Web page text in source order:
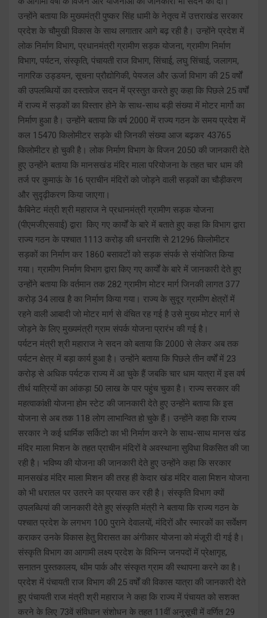
उन्होंने बताया कि मुख्यमंत्री पुष्कर सिंह धामी के नेतृत्व में उत्तराखंड सरकार
प्रदेश के चौमुखी विकास के साथ लगातार आगे बढ़ रही है। उन्होंने प्रदेश में
लोक निर्माण विभाग, प्रधानमंत्री ग्रामीण सड़क योजना, ग्रामीण निर्माण
विभाग, पर्यटन, संस्कृति, पंचायती राज विभाग, सिंचाई, लघु सिंचाई, जलागम,
नागरिक उड्डयन, सूचना प्रौद्योगिकी, पेयजल और ऊर्जा विभाग की 25 वर्षों
की उपलब्धियों का दस्तावेज सदन में प्रस्तुत करते हुए कहा कि पिछले 25 वर्षों
में राज्य में सड़कों का विस्तार होने के साथ-साथ बड़ी संख्या में मोटर मार्गो का
निर्माण हुआ है। उन्होंने बताया कि वर्ष 2000 में राज्य गठन के समय प्रदेश में
कल 15470 किलोमीटर सड़के थी जिनकी संख्या आज बढ़कर 43765
किलोमीटर हो चुकी है। लोक निर्माण विभाग के विजन 2050 की जानकारी देते
हुए उन्होंने बताया कि मानसखंड मंदिर माला परियोजना के तहत चार धाम की
तर्ज पर कुमाऊं के 16 प्राचीन मंदिरों को जोड़ने वाली सड़कों का चौड़ीकरण
और सुदृढ़ीकरण किया जाएगा।
कैबिनेट मंत्री श्री महाराज ने प्रधानमंत्री ग्रामीण सड़क योजना
(पीएमजीएसवाई) द्वारा किए गए कार्यों के बारे में बताते हुए कहा कि विभाग द्वारा
राज्य गठन के पश्चात 1113 करोड़ की धनराशि से 21296 किलोमीटर
सड़कों का निर्माण कर 1860 बसावटों को सड़क संपर्क से संयोजित किया
गया। ग्रामीण निर्माण विभाग द्वारा किए गए कार्यों के बारे में जानकारी देते हुए
उन्होंने बताया कि वर्तमान तक 282 ग्रामीण मोटर मार्ग जिनकी लागत 377
करोड़ 34 लाख है का निर्माण किया गया। राज्य के सुदूर ग्रामीण क्षेत्रों में
रहने वाली आबादी जो मोटर मार्ग से वंचित रह गई है उसे मुख्य मोटर मार्ग से
जोड़ने के लिए मुख्यमंत्री ग्राम संपर्क योजना प्रारंभ की गई है।
पर्यटन मंत्री श्री महाराज ने सदन को बताया कि 2000 से लेकर अब तक
पर्यटन क्षेत्र में बड़ा कार्य हुआ है। उन्होंने बताया कि पिछले तीन वर्षों में 23
करोड़ से अधिक पर्यटक राज्य में आ चुके हैं जबकि चार धाम यात्रा में इस वर्ष
तीर्थ यात्रियों का आंकड़ा 50 लाख के पार पहुंच चुका है। राज्य सरकार की
महत्वाकांक्षी योजना होम स्टेट की जानकारी देते हुए उन्होंने बताया कि इस
योजना से अब तक 118 लोग लाभान्वित हो चुके हैं। उन्होंने कहा कि राज्य
सरकार ने कई धार्मिक सर्किटो का भी निर्माण करने के साथ-साथ मानस खंड
मंदिर माला मिशन के तहत प्राचीन मंदिरों वे अवस्थाना सुविधा विकसित की जा
रही है। भविष्य की योजना की जानकारी देते हुए उन्होंने कहा कि सरकार
मानसखंड मंदिर माला मिशन की तरह ही केदार खंड मंदिर वाला मिशन योजना
को भी धरातल पर उतरने का प्रयास कर रही है। संस्कृति विभाग क्यों
उपलब्धियां की जानकारी देते हुए संस्कृति मंत्री ने बताया कि राज्य गठन के
पश्चात प्रदेश के लगभग 100 पुराने देवालयों, मंदिरों और स्मारकों का सर्वेक्षण
कराकर उनके विकास हेतु विरासत का अंगीकार योजना को मंजूरी दी गई है।
संस्कृति विभाग का आगामी लक्ष्य प्रदेश के विभिन्न जनपदों में प्रेक्षागृह,
सनातन पुस्तकालय, थीम पार्क और संस्कृत ग्राम की स्थापना करने का है।
प्रदेश में पंचायती राज विभाग की 25 वर्षों की विकास यात्रा की जानकारी देते
हुए पंचायती राज मंत्री श्री महाराज ने कहा कि राज्य में पंचायत को सशक्त
करने के लिए 73वें संविधान संशोधन के तहत 11वीं अनुसूची में वर्णित 29